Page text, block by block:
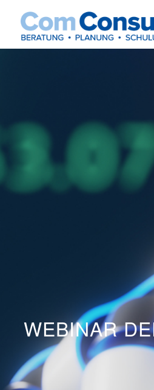
WEBINAR